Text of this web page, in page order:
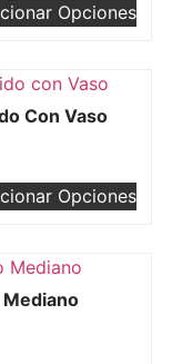
Opciones
Con Vaso
Opciones